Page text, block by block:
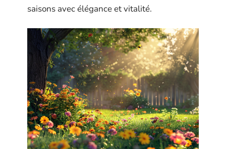
saisons avec élégance et vitalité.